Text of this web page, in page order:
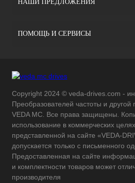
НАШИ ПРЕДЛОЖЕНИЯ
ПОМОЩЬ И СЕРВИСЫ
Copyright 2024 © veda-drives.com -
Преобразователей частоты и другой
VEDA MC. Все права защищены.
использование в коммерческих
представленной на сайте «VEDA-
допускается только с письменного
Предоставленная на сайте
и комплектности товаров может
производителя